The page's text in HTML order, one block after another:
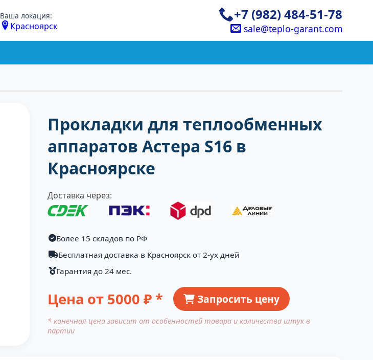
Ваша локация:
Красноярск
+7 (982) 484-51-78
sale@teplo-garant.com
Прокладки для теплообменных
аппаратов Астера S16 в
Красноярске
Доставка через:
Более 15 складов по РФ
Бесплатная доставка в Красноярск от 2-ух дней
Гарантия до 24 мес.
Цена от 5000 ₽ * Запросить цену
* конечная цена зависит от особенностей товара и количества штук в
партии